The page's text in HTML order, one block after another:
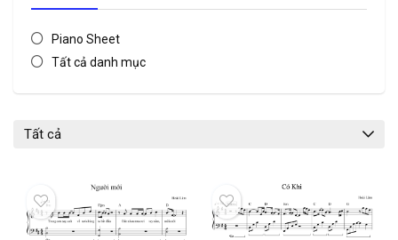
Piano Sheet
Tất cả danh mục
Tất cả